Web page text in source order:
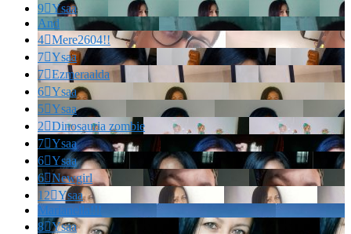
9Ysaa
And
4Mere2604!!
7Ysaa
7Ezmeraalda
6Ysaa
5Ysaa
2Dinosauria zombie
7Ysaa
6Ysaa
6Newgirl
12Ysaa
Marianella!!!
8Ysaa